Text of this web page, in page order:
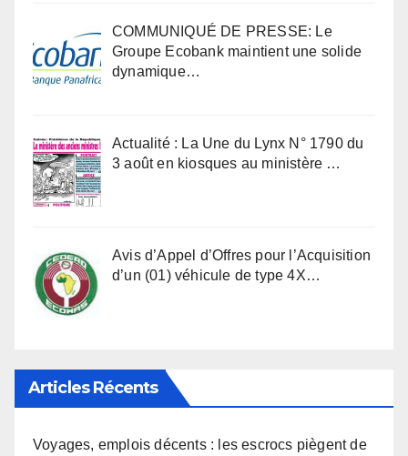
COMMUNIQUÉ DE PRESSE: Le
Groupe Ecobank maintient une solide
dynamique…
Actualité : La Une du Lynx N° 1790 du
3 août en kiosques au ministère …
Avis d’Appel d’Offres pour l’Acquisition
d’un (01) véhicule de type 4X…
Articles Récents
Voyages, emplois décents : les escrocs piègent de